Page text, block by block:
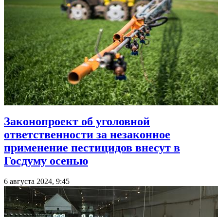
Законопроект об уголовной
ответственности за незаконное
применение пестицидов внесут в
Госдуму осенью
6 августа 2024, 9:45